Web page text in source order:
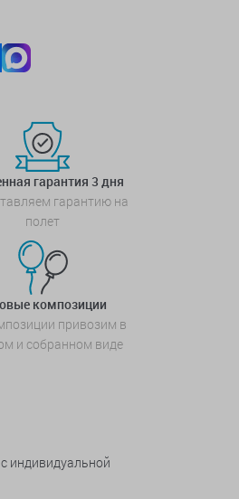
гарантия 3 дня
гарантию на
полет
композиции
привозим в
и собранном виде
индивидуальной